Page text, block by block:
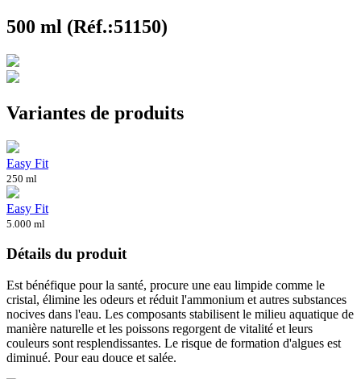
500 ml (Réf.:51150)
Variantes de produits
Easy Fit
250 ml
Easy Fit
5.000 ml
Détails du produit
Est bénéfique pour la santé, procure une eau limpide comme le
cristal, élimine les odeurs et réduit l'ammonium et autres substances
nocives dans l'eau. Les composants stabilisent le milieu aquatique de
manière naturelle et les poissons regorgent de vitalité et leurs
couleurs sont resplendissantes. Le risque de formation d'algues est
diminué. Pour eau douce et salée.